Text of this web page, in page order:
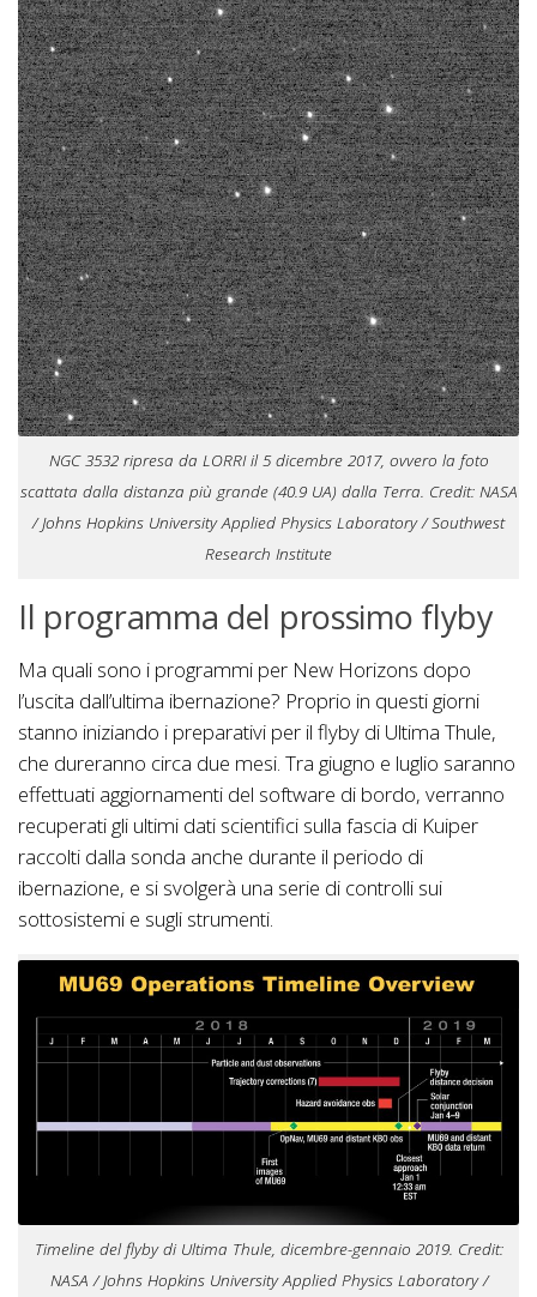
NGC 3532 ripresa da LORRI il 5 dicembre 2017, ovvero la foto
scattata dalla distanza più grande (40.9 UA) dalla Terra. Credit: NASA
/ Johns Hopkins University Applied Physics Laboratory / Southwest
Research Institute
Il programma del prossimo flyby
Ma quali sono i programmi per New Horizons dopo
l’uscita dall’ultima ibernazione? Proprio in questi giorni
stanno iniziando i preparativi per il flyby di Ultima Thule,
che dureranno circa due mesi. Tra giugno e luglio saranno
effettuati aggiornamenti del software di bordo, verranno
recuperati gli ultimi dati scientifici sulla fascia di Kuiper
raccolti dalla sonda anche durante il periodo di
ibernazione, e si svolgerà una serie di controlli sui
sottosistemi e sugli strumenti.
Timeline del flyby di Ultima Thule, dicembre-gennaio 2019. Credit:
NASA / Johns Hopkins University Applied Physics Laboratory /